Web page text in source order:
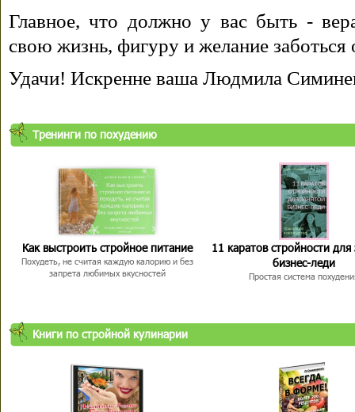
Главное, что должно у вас быть -
свою жизнь, фигуру и желание заботься
Удачи! Искренне ваша Людмила
Тренинги по похудению
Как выстроить стройное питание
Похудеть, не считая каждую калорию и без
запрета любимых вкусностей
11 каратов стройности для
бизнес-леди
Простая система
Книги по стройной кулинарии